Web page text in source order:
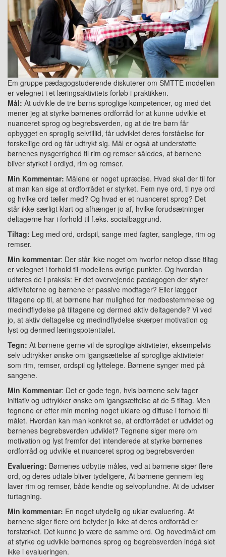
Em gruppe pædagogstuderende diskuterer om SMTTE modellen
er velegnet i et læringsaktivitets forløb i praktikken.
Mål: At udvikle de tre børns sproglige kompetencer, og med det
mener jeg at styrke børnenes ordforråd for at kunne udvikle et
nuanceret sprog og begrebsverden, og at de tre børn får
opbygget en sproglig selvtillid, får udviklet deres forståelse for
forskellige ord og får udtrykt sig. Mål er også at understøtte
børnenes nysgerrighed til rim og remser således, at børnene
bliver styrket i ordlyd, rim og remser.
Min Kommentar: Målene er noget upræcise. Hvad skal der til for
at man kan sige at ordforrådet er styrket. Fem nye ord, ti nye ord
og hvilke ord tæller med? Og hvad er et nuanceret sprog? Det
står ikke særligt klart og afhænger jo af, hvilke forudsætninger
deltagerne har i forhold til f.eks. socialbaggrund.
Tiltag: Leg med ord, ordspil, sange med fagter, sanglege, rim og
remser.
Min kommentar: Der står ikke noget om hvorfor netop disse tiltag
er velegnet i forhold til modellens øvrige punkter. Og hvordan
udføres de i praksis: Er det overvejende pædagogen der styrer
aktiviteterne og børnene er passive modtager? Eller lægger
tiltagene op til, at børnene har mulighed for medbestemmelse og
medindflydelse på tiltagene og dermed aktiv deltagende? Vi ved
jo, at aktiv deltagelse og medindflydelse skærper motivation og
lyst og dermed læringspotentialet.
Tegn: At børnene gerne vil de sproglige aktiviteter, eksempelvis
selv udtrykker ønske om igangsættelse af sproglige aktiviteter
som rim, remser, ordspil og lyttelege. Børnene synger med på
sangene.
Min Kommentar: Det er gode tegn, hvis børnene selv tager
initiativ og udtrykker ønske om igangsættelse af de 5 tiltag. Men
tegnene er efter min mening noget uklare og diffuse i forhold til
målet. Hvordan kan man konkret se, at ordforrådet er udvidet og
børnenes begrebsverden udviklet? Tegnene siger mere om
motivation og lyst fremfor det intenderede at styrke børnenes
ordforråd og udvikle et nuanceret sprog og begrebsverden
Evaluering: Børnenes udbytte måles, ved at børnene siger flere
ord, og deres udtale bliver tydeligere, At børnene gennem leg
laver rim og remser, både kendte og selvopfundne. At de udviser
turtagning.
Min kommentar: En noget utydelig og uklar evaluering. At
børnene siger flere ord betyder jo ikke at deres ordforråd er
forstærket. Det kunne jo være de samme ord. Og hovedmålet om
at styrke og udvikle børnenes sprog og begrebsverden indgå slet
ikke i evalueringen.